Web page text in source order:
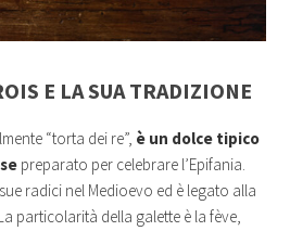
E LA SUA TRADIZIONE
“torta dei re”, è un dolce tipico
preparato per celebrare l’Epifania.
radici nel Medioevo ed è legato alla
particolarità della galette è la fève,